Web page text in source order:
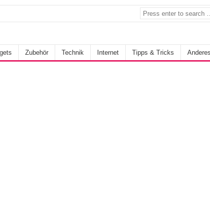
Zubehör Technik Internet Tipps & Tricks Anderes